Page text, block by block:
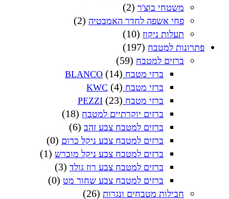
משטחי בוצ'ר (2)
פחי אשפה לחדר האמבטיה (2)
תעלות ניקוז (10)
פתרונות למטבח (197)
ברזים למטבח (59)
ברזי מטבח BLANCO (14)
ברזי מטבח KWC (4)
ברזי מטבח PEZZI (23)
ברזים יוקרתיים למטבח (18)
ברזים למטבח צבע זהב (6)
ברזים למטבח צבע ניקל כרום (0)
ברזים למטבח צבע ניקל מוברש (1)
ברזים למטבח צבע רוז גולד (3)
ברזים למטבח צבע שחור מט (0)
חבילות מטבחים ונגרות (26)